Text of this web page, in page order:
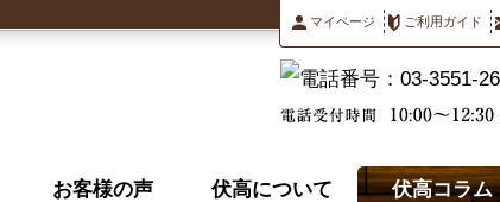
マイページ ご利用ガイド
お客様の声 伏高について 伏高コラム